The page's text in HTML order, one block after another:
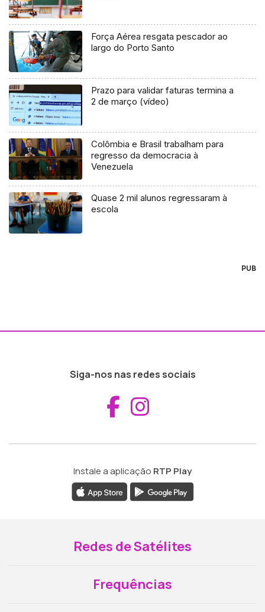
Força Aérea resgata pescador ao
largo do Porto Santo
Prazo para validar faturas termina a
2 de março (vídeo)
Colômbia e Brasil trabalham para
regresso da democracia à
Venezuela
Quase 2 mil alunos regressaram à
escola
PUB
Siga-nos nas redes sociais
Aceder ao
Instale a aplicação RTP Play
Redes de Satélites
Frequências